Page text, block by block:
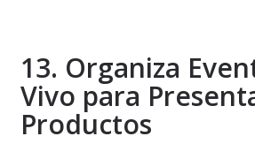
13. Organiza
Vivo para
Productos